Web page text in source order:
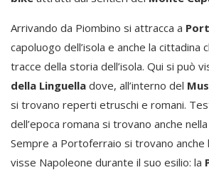
Arrivando da Piombino si attracca a
capoluogo dell’isola e anche la cittadina
tracce della storia dell’isola. Qui si può
della Linguella dove, all’interno del
si trovano reperti etruschi e romani.
dell’epoca romana si trovano anche nella
Sempre a Portoferraio si trovano anche
visse Napoleone durante il suo esilio: la